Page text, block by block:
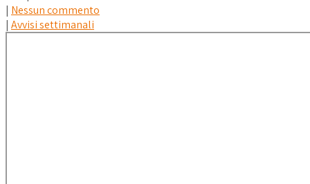
| Nessun commento
| Avvisi settimanali